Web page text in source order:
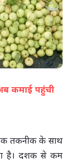
कमाई पहुंची
तकनीक के साथ
है। दशक से कम